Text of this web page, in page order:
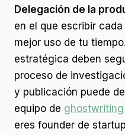
Delegación de la
en el que escribir
mejor uso de tu
estratégica deben
proceso de
y publicación puede
equipo de
eres founder de